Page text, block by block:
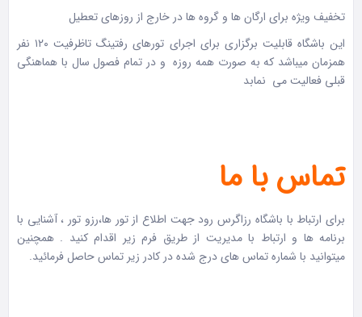
تخفیف ویژه برای ارگان ها و گروه ها در خارج از روزهای تعطیل
این باشگاه قابلیت برگزاری برای اجرای تورهای رفتینگ تاظرفیت ۱۲۰ نفر
همزمان میباشد که به صورت همه روزه و در تمام فصول سال با هماهنگی
قبلی فعالیت می نمابد
تماس با ما
برای ارتباط با باشگاه رزاگرس رود جهت اطلاع از تور ها،رزو تور ، آشنایی با
برنامه ها و ارتباط با مدیریت از طریق فرم زیر اقدام کنید . همچنین
میتوانید با شماره تماس های درج شده در کادر زیر تماس حاصل فرمائید.